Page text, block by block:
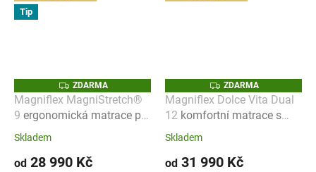
Tip
Z
D
A
R
ZDARMA
Magniflex MagniStretch®
9 ergonomická matrace pro
regeneraci páteře během
Skladem
od 28 990 Kč
Z
D
A
R
ZDARMA
Magniflex Dolce Vita Dual
12 komfortní matrace s
paměťovou pěnou
Skladem
od 31 990 Kč